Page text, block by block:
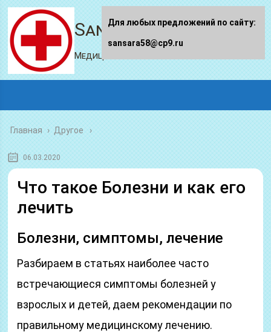
Sansara58.ru
Медицинский портал
Главная › Другое
06.03.2020
Что такое Болезни и как его
лечить
Болезни, симптомы, лечение
Разбираем в статьях наиболее часто
встречающиеся симптомы болезней у
взрослых и детей, даем рекомендации по
правильному медицинскому лечению.
Для любых предложений по сайту:
sansara58@cp9.ru